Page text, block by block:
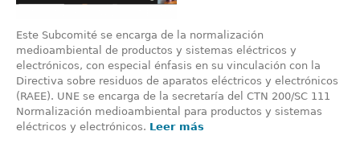
Este Subcomité se encarga de la normalización
medioambiental de productos y sistemas eléctricos y
electrónicos, con especial énfasis en su vinculación con la
Directiva sobre residuos de aparatos eléctricos y electrónicos
(RAEE). UNE se encarga de la secretaría del CTN 200/SC 111
Normalización medioambiental para productos y sistemas
eléctricos y electrónicos. Leer más